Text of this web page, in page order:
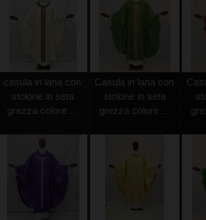
casula in lana con
stolone in seta
grezza colore ...
Casula in lana con
stolone in seta
grezza colore ...